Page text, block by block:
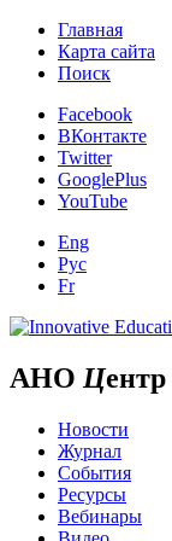
Главная
Карта сайта
Поиск
Facebook
ВКонтакте
Twitter
GooglePlus
YouTube
Eng
Рус
Fr
АНО Центр
Новости
Журнал
События
Ресурсы
Вебинары